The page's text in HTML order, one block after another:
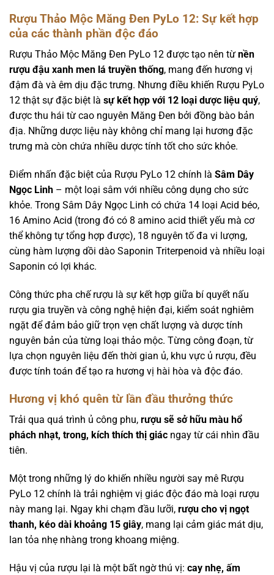
Rượu Thảo Mộc Măng Đen PyLo 12: Sự kết hợp
của các thành phần độc đáo
Rượu Thảo Mộc Măng Đen PyLo 12 được tạo nên từ nền
rượu đậu xanh men lá truyền thống, mang đến hương vị
đậm đà và êm dịu đặc trưng. Nhưng điều khiến Rượu PyLo
12 thật sự đặc biệt là sự kết hợp với 12 loại dược liệu quý,
được thu hái từ cao nguyên Măng Đen bởi đồng bào bản
địa. Những dược liệu này không chỉ mang lại hương đặc
trưng mà còn chứa nhiều dược tính tốt cho sức khỏe.
Điểm nhấn đặc biệt của Rượu PyLo 12 chính là Sâm Dây
Ngọc Linh – một loại sâm với nhiều công dụng cho sức
khỏe. Trong Sâm Dây Ngọc Linh có chứa 14 loại Acid béo,
16 Amino Acid (trong đó có 8 amino acid thiết yếu mà cơ
thể không tự tổng hợp được), 18 nguyên tố đa vi lượng,
cùng hàm lượng dồi dào Saponin Triterpenoid và nhiều loại
Saponin có lợi khác.
Công thức pha chế rượu là sự kết hợp giữa bí quyết nấu
rượu gia truyền và công nghệ hiện đại, kiểm soát nghiêm
ngặt để đảm bảo giữ trọn vẹn chất lượng và dược tính
nguyên bản của từng loại thảo mộc. Từng công đoạn, từ
lựa chọn nguyên liệu đến thời gian ủ, khu vực ủ rượu, đều
được tính toán để tạo ra hương vị hài hòa và độc đáo.
Hương vị khó quên từ lần đầu thưởng thức
Trải qua quá trình ủ công phu, rượu sẽ sở hữu màu hổ
phách nhạt, trong, kích thích thị giác ngay từ cái nhìn đầu
tiên.
Một trong những lý do khiến nhiều người say mê Rượu
PyLo 12 chính là trải nghiệm vị giác độc đáo mà loại rượu
này mang lại. Ngay khi chạm đầu lưỡi, rượu cho vị ngọt
thanh, kéo dài khoảng 15 giây, mang lại cảm giác mát dịu,
lan tỏa nhẹ nhàng trong khoang miệng.
Hậu vị của rượu lại là một bất ngờ thú vị: cay nhẹ, ấm